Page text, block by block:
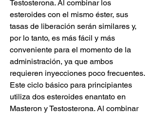
Testosterona. Al combinar los
esteroides con el mismo éster, sus
tasas de liberación serán similares y,
por lo tanto, es más fácil y más
conveniente para el momento de la
administración, ya que ambos
requieren inyecciones poco frecuentes.
Este ciclo básico para principiantes
utiliza dos esteroides enantato en
Masteron y Testosterona. Al combinar